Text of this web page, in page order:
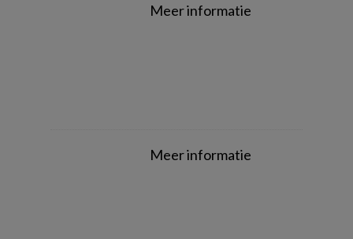
Meer informatie
Meer informatie